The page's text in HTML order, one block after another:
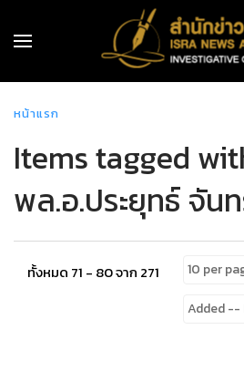
หน้าแรก
Items tagged
พล.อ.ประยุทธ์ จัน
ทั้งหมด 71 - 80 จาก 271